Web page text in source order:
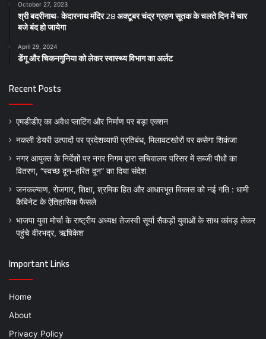
October 27, 2023
श्री बदरीनाथ- केदारनाथ मंदिर 28 अक्टूबर चंद्र ग्रहण सूतक के चलते दिन में चार
बजे बंद हो जायेगा
April 29, 2024
डेंगू और चिकनगुनिया को लेकर स्वास्थ्य विभाग का अर्लट
Recent Posts
एमडीडीए का अवैध प्लाटिंग और निर्माण पर बड़ा एक्शन
नकली डेयरी उत्पादों पर प्रदेशव्यापी प्रतिबंध, मिलावटखोरों पर कसेगा शिकंजा
नगर आयुक्त के निर्देशों पर नगर निगम द्वारा सचिवालय परिसर में सब्जी पौधों का
वितरण, “स्वच्छ दून–हरित दून” का दिया संदेश
जनकल्याण, रोजगार, शिक्षा, श्रमिक हित और आधारभूत विकास को नई गति : धामी
कैबिनेट के ऐतिहासिक फैसले
भाजपा युवा मोर्चा के राष्ट्रीय अध्यक्ष तेजस्वी सूर्या सैकड़ों युवाओं के साथ कांवड़ लेकर
पहुंचे वीरभद्र, ऋषिकेश
Important Links
Home
About
Privacy Policy